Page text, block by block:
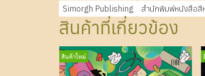
Simorgh Publishing สำนักพิมพ์หนังสือสี
สินค้าที่เกี่ยวข้อง
สินค้าใหม่